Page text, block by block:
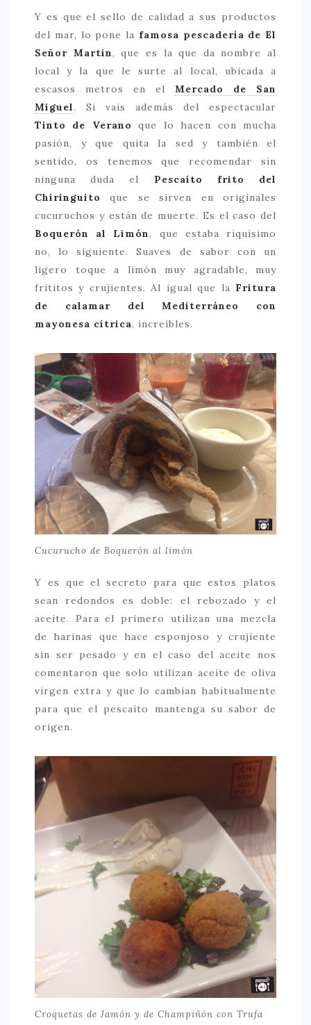
Y es que el sello de calidad a sus productos
del mar, lo pone la famosa pescadería de El
Señor Martín, que es la que da nombre al
local y la que le surte al local, ubicada a
escasos metros en el Mercado de San
Miguel. Si vais además del espectacular
Tinto de Verano
que lo hacen con mucha
pasión, y que quita la sed y también el
sentido, os tenemos que recomendar sin
ninguna duda el Pescaíto frito del
Chiringuito
que se sirven en originales
cucuruchos y están de muerte. Es el caso del
Boquerón al Limón, que estaba riquísimo
no, lo siguiente. Suaves de sabor con un
ligero toque a limón muy agradable, muy
frititos y crujientes. Al igual que la Fritura
de calamar del Mediterráneo con
mayonesa cítrica, increíbles.
Cucurucho de Boquerón al limón
Y es que el secreto para que estos platos
sean redondos es doble: el rebozado y el
aceite. Para el primero utilizan una mezcla
de harinas que hace esponjoso y crujiente
sin ser pesado y en el caso del aceite nos
comentaron que solo utilizan aceite de oliva
virgen extra y que lo cambian habitualmente
para que el pescaíto mantenga su sabor de
origen.
Croquetas de Jamón y de Champiñón con Trufa